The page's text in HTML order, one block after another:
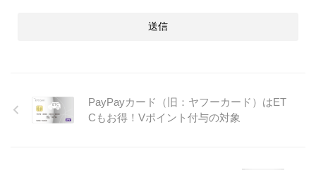
PayPayカード（旧：ヤフーカード）はET
Cもお得！Vポイント付与の対象